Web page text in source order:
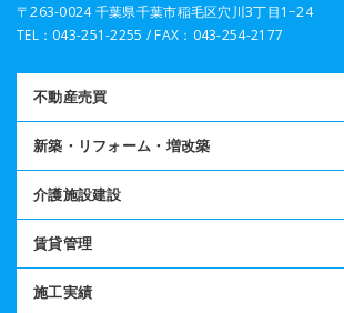
〒263-0024 千葉県千葉市稲毛区穴川3丁目1−24
TEL：043-251-2255 / FAX：043-254-2177
不動産売買
新築・リフォーム・増改築
介護施設建設
賃貸管理
施工実績